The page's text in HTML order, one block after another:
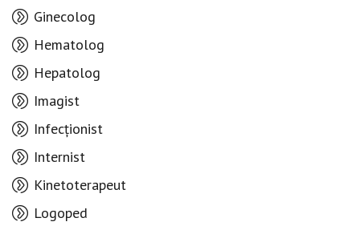
Ginecolog
Hematolog
Hepatolog
Imagist
Infecționist
Internist
Kinetoterapeut
Logoped